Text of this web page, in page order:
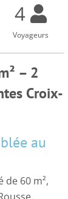
4
Voyageurs
– 2
Croix-
au
60 m²,